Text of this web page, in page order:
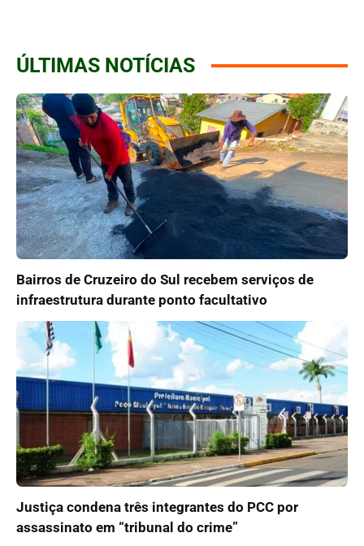
ÚLTIMAS NOTÍCIAS
Bairros de Cruzeiro do Sul recebem serviços de
infraestrutura durante ponto facultativo
Justiça condena três integrantes do PCC por
assassinato em “tribunal do crime”